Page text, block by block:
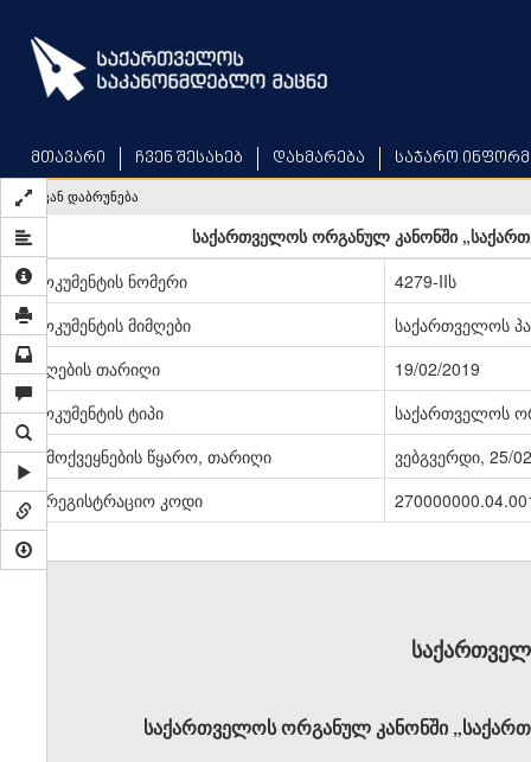
main
content
მთავარი ჩვენ შესახებ დახმარება საჯარო
უკან დაბრუნება
საქართველოს ორგანულ კანონში
დოკუმენტის ნომერი
4279-IIს
დოკუმენტის მიმღები
საქართველოს
მიღების თარიღი
19/02/2019
დოკუმენტის ტიპი
საქართველოს
გამოქვეყნების წყარო, თარიღი
ვებგვერდი, 25/
სარეგისტრაციო კოდი
საქართველოს ორგანულ კანონში